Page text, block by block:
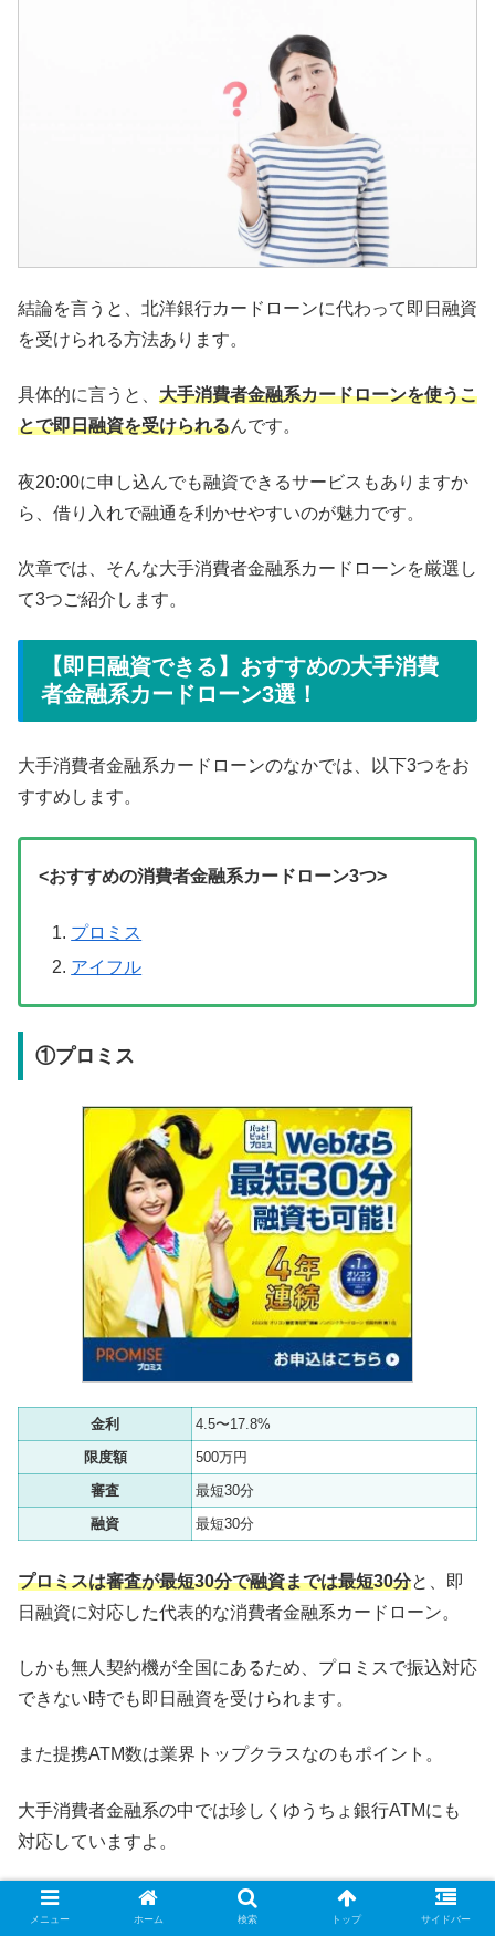
結論を言うと、北洋銀行カードローンに代わって即日融資
を受けられる方法あります。
具体的に言うと、 大手消費者金融系カードローンを使うこ
とで即日融資を受けられるんです。
夜20:00に申し込んでも融資できるサービスもありますか
ら、借り入れで融通を利かせやすいのが魅力です。
次章では、そんな大手消費者金融系カードローンを厳選し
て3つご紹介します。
【即日融資できる】おすすめの大手消費
者金融系カードローン3選！
大手消費者金融系カードローンのなかでは、以下3つをお
すすめします。
<おすすめの消費者金融系カードローン3つ>
プロミス
アイフル
①プロミス
金利
4.5〜17.8%
限度額
500万円
審査
最短30分
融資
最短30分
プロミスは審査が最短30分で融資までは最短30分と、即
日融資に対応した代表的な消費者金融系カードローン。
しかも無人契約機が全国にあるため、プロミスで振込対応
できない時でも即日融資を受けられます。
また提携ATM数は業界トップクラスなのもポイント。
大手消費者金融系の中では珍しくゆうちょ銀行ATMにも
対応していますよ。
プロミスのカードローン申込はこちら▶▶▶
メニュー ホーム 検索 トップ サイドバー